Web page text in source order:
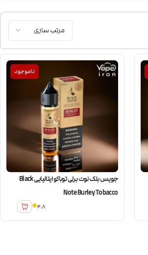
ناموجود
جویس بلک نوت برلی توباکو ایتالیایی Black
Note Burley Tobacco
4.8